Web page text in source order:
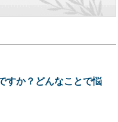
すか？どんなことで悩